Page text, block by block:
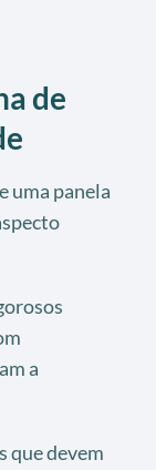
de
uma panela
a
que devem